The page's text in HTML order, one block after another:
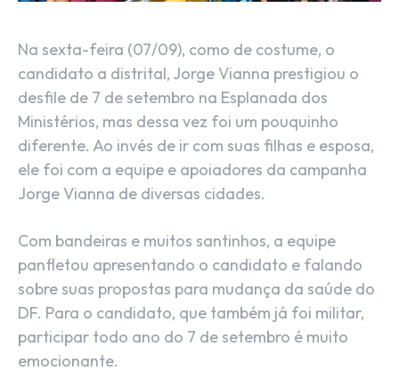
Na sexta-feira (07/09), como de costume, o
candidato a distrital, Jorge Vianna prestigiou o
desfile de 7 de setembro na Esplanada dos
Ministérios, mas dessa vez foi um pouquinho
diferente. Ao invés de ir com suas filhas e esposa,
ele foi com a equipe e apoiadores da campanha
Jorge Vianna de diversas cidades.
Com bandeiras e muitos santinhos, a equipe
panfletou apresentando o candidato e falando
sobre suas propostas para mudança da saúde do
DF. Para o candidato, que também já foi militar,
participar todo ano do 7 de setembro é muito
emocionante.